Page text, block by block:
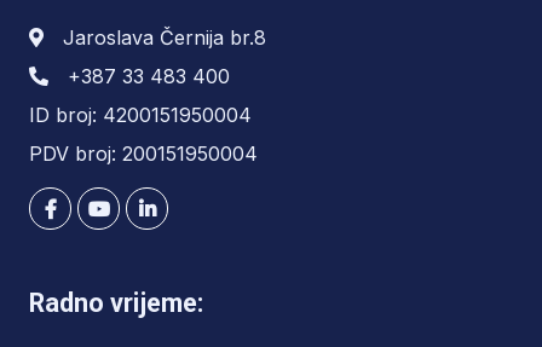
Jaroslava Černija br.8
+387 33 483 400
ID broj: 4200151950004
PDV broj: 200151950004
Radno vrijeme: